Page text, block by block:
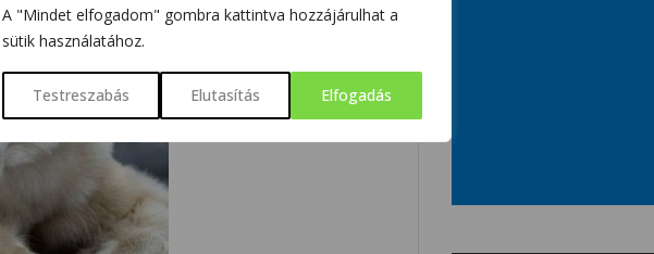
A "Mindet elfogadom" gombra kattintva hozzájárulhat a
sütik használatához.
Testreszabás Elutasítás Elfogadás